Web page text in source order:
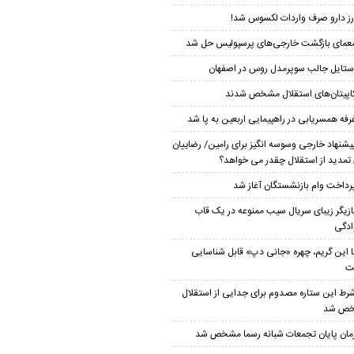
دارو صرف واردات لکسوس شد!
بازگشت خارجی‌های پرسپولیس حل شد
جالب سوپرمدل روس در اصفهان
استقلال مشخص شدند
همسریابی در راهپیمایی اربعین به پا شد
خارجی وسوسه انگیز برای رامین/ رضاییان
تمدید از استقلال چقدر می خواهد؟
وام بازنشستگان آغاز شد
زیبای سریال سیب ممنوعه در یک قاب
این گریم، چهره «جانی دپ» قابل شناسایی
این ستاره مصدوم برای جدایی از استقلال
شد
پایان تجمعات شبانه رسما مشخص شد